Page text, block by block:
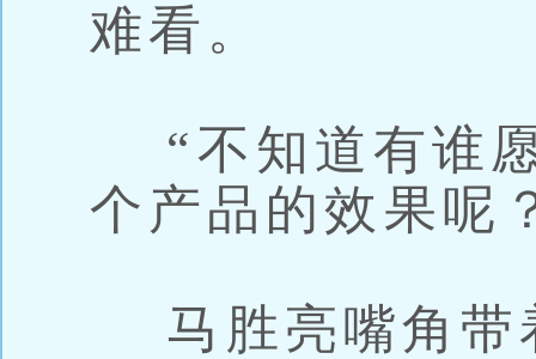
难看。
“不知道有谁
个产品的效果呢
马胜亮嘴角带